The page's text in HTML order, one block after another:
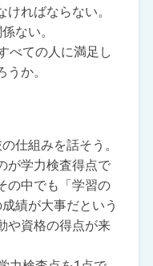
ればならない。
ない。
べての人に満足し
か。
仕組みを話そう。
が学力検査得点で
の中でも「学習の
績が大事だという
や資格の得点が来